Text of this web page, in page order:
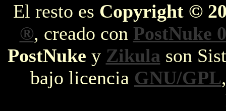
El resto es Copyright ©
®, creado con PostNuke
PostNuke y Zikula son
bajo licencia GNU/GPL